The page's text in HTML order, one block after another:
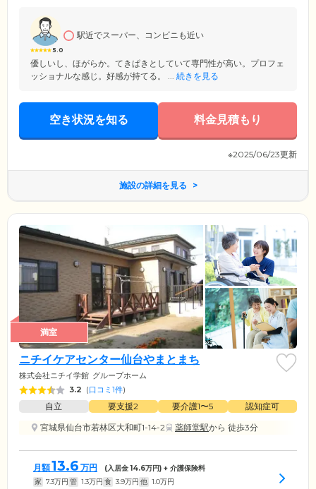
5.0
駅近でスーパー、コンビニも近い
優しいし、ほがらか。てきぱきとしていて専門性が高い。プロフェ
ッショナルな感じ。好感が持てる。 ... 続きを見る
空き状況を知る 料金見積もり
※2025/06/23更新
施設の詳細を見る
満室
ニチイケアセンター仙台やまとまち
株式会社ニチイ学館 グループホーム
3.2 (口コミ1件)
自立 要支援2 要介護1〜5
認知症可
宮城県仙台市若林区大和町1-14-2
薬師堂駅から 徒歩3分
月額13.6 万円 (入居金14.6万円) + 介護保険料
家 7.3万円 管 1.3万円 食 3.9万円 他 1.0万円